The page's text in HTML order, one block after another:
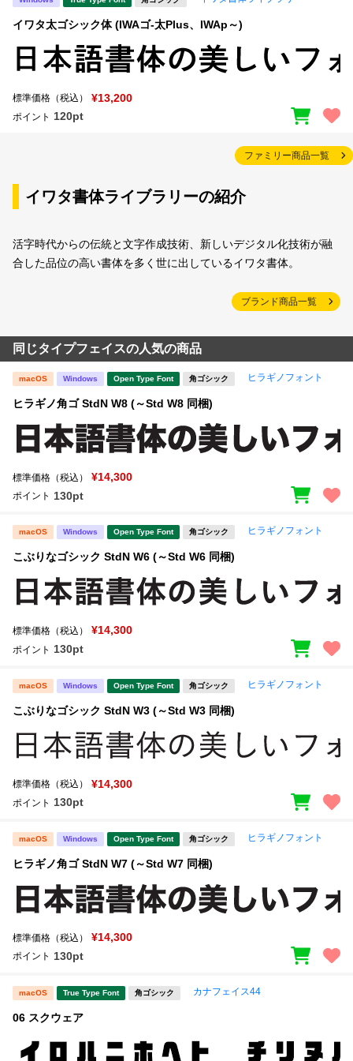
イワタ太ゴシック体 (IWAゴ-太Plus、IWAp～)
標準価格（税込） ¥13,200
ポイント 120pt
ファミリー商品一覧
イワタ書体ライブラリーの紹介
活字時代からの伝統と文字作成技術、新しいデジタル化技術が融
合した品位の高い書体を多く世に出しているイワタ書体。
ブランド商品一覧
同じタイプフェイスの人気の商品
macOS Windows Open Type Font 角ゴシック ヒラギノフォント
ヒラギノ角ゴ StdN W8 (～Std W8 同梱)
標準価格（税込） ¥14,300
ポイント 130pt
macOS Windows Open Type Font 角ゴシック ヒラギノフォント
こぶりなゴシック StdN W6 (～Std W6 同梱)
標準価格（税込） ¥14,300
ポイント 130pt
macOS Windows Open Type Font 角ゴシック ヒラギノフォント
こぶりなゴシック StdN W3 (～Std W3 同梱)
標準価格（税込） ¥14,300
ポイント 130pt
macOS Windows Open Type Font 角ゴシック ヒラギノフォント
ヒラギノ角ゴ StdN W7 (～Std W7 同梱)
標準価格（税込） ¥14,300
ポイント 130pt
macOS True Type Font 角ゴシック カナフェイス44
06 スクウェア